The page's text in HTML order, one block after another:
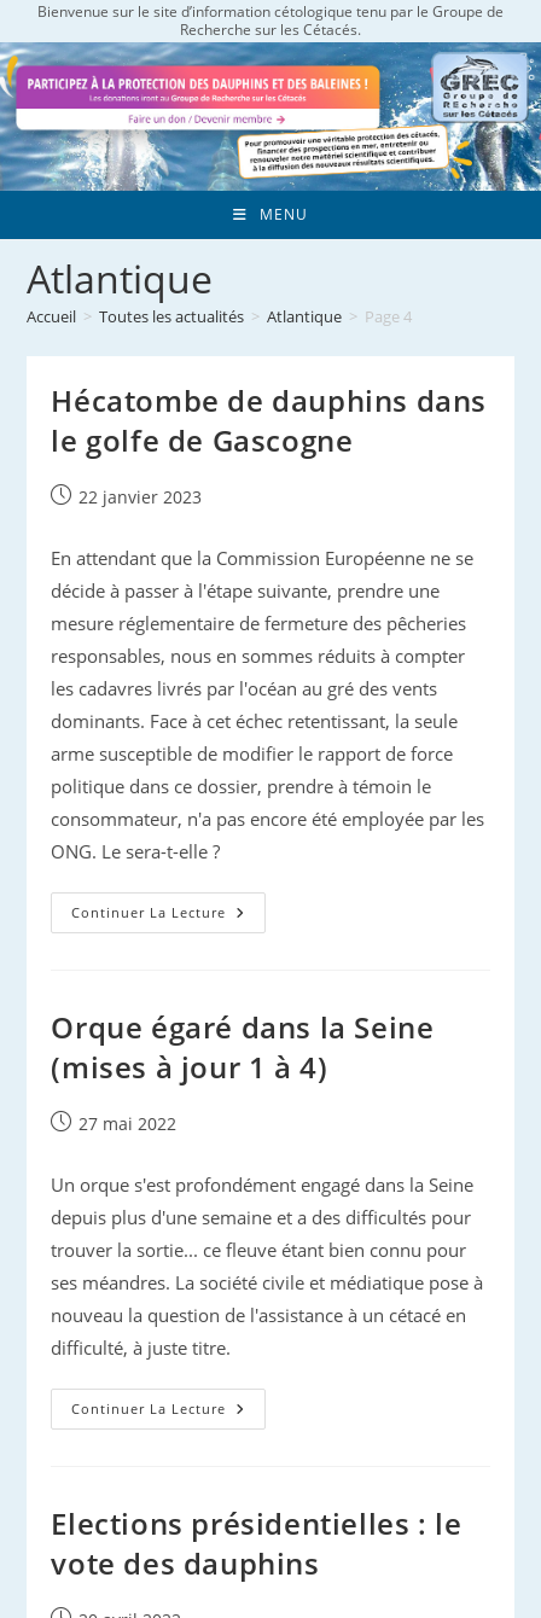
to
content
Bienvenue sur le site d’information cétologique tenu par le Groupe de
Recherche sur les Cétacés.
MENU
Atlantique
Accueil > Toutes les actualités > Atlantique > Page 4
Hécatombe de dauphins dans
le golfe de Gascogne
Publication
22 janvier 2023
En attendant que la Commission Européenne ne se
décide à passer à l'étape suivante, prendre une
mesure réglementaire de fermeture des pêcheries
responsables, nous en sommes réduits à compter
les cadavres livrés par l'océan au gré des vents
dominants. Face à cet échec retentissant, la seule
arme susceptible de modifier le rapport de force
politique dans ce dossier, prendre à témoin le
consommateur, n'a pas encore été employée par les
ONG. Le sera-t-elle ?
Continuer La Lecture Hécatombe
De
De
Gascogne
Orque égaré dans la Seine
(mises à jour 1 à 4)
Publication
27 mai 2022
Un orque s'est profondément engagé dans la Seine
depuis plus d'une semaine et a des difficultés pour
trouver la sortie... ce fleuve étant bien connu pour
ses méandres. La société civile et médiatique pose à
nouveau la question de l'assistance à un cétacé en
difficulté, à juste titre.
Continuer La Lecture Orque
Égaré
À
Jour
À
4)
Elections présidentielles : le
vote des dauphins